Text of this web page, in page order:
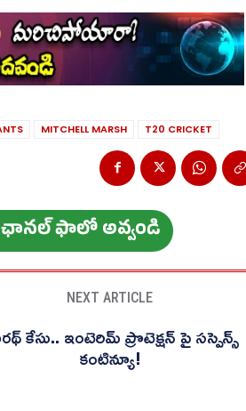
MITCHELL MARSH T20 CRICKET
ఛాన‌ల్ ఫాలో అవ్వండి
NEXT ARTICLE
కేసు.. ఇంటెరిమ్ ప్రొటెక్షన్ పై సస్పెన్స్
కంటిన్యూ!